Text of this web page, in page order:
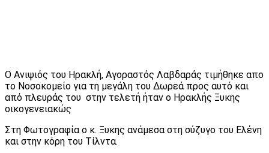
Ο Ανιψιός του Ηρακλή, Αγοραστός Λαβδαράς τιμήθηκε απο
το Νοσοκομείο για τη μεγάλη του Δωρεά προς αυτό και
από πλευράς του στην τελετή ήταν ο Ηρακλής Ξυκης
οικογενειακώς
Στη Φωτογραφία ο κ. Ξυκης ανάμεσα στη σύζυγο του Ελένη
και στην κόρη του Τίλντα.